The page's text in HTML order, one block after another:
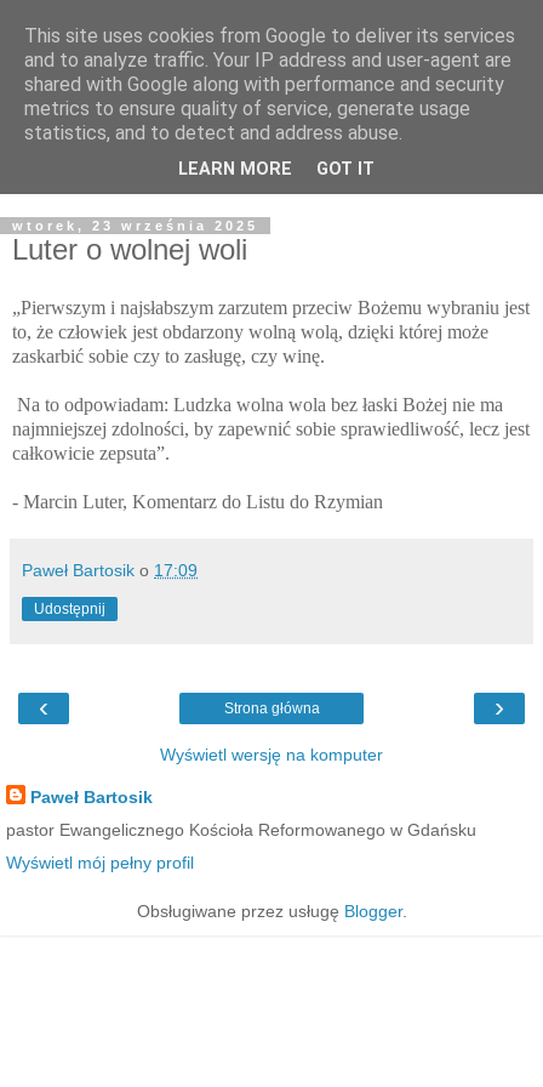
Żyjąc wiarą w REALNYM
świecie
Blog pastora Pawła Bartosika
wtorek, 23 września 2025
Luter o wolnej woli
„Pierwszym i najsłabszym zarzutem przeciw Bożemu wybraniu jest
to, że człowiek jest obdarzony wolną wolą, dzięki której może
zaskarbić sobie czy to zasługę, czy winę.
Na to odpowiadam: Ludzka wolna wola bez łaski Bożej nie ma
najmniejszej zdolności, by zapewnić sobie sprawiedliwość, lecz jest
całkowicie zepsuta”.
- Marcin Luter, Komentarz do Listu do Rzymian
Paweł Bartosik o 17:09
Udostępnij
‹ ›
Strona główna
Wyświetl wersję na komputer
Paweł Bartosik
pastor Ewangelicznego Kościoła Reformowanego w Gdańsku
Wyświetl mój pełny profil
Obsługiwane przez usługę Blogger.
This site uses cookies from Google to deliver its services
and to analyze traffic. Your IP address and user-agent are
shared with Google along with performance and security
metrics to ensure quality of service, generate usage
statistics, and to detect and address abuse.
LEARN MORE GOT IT